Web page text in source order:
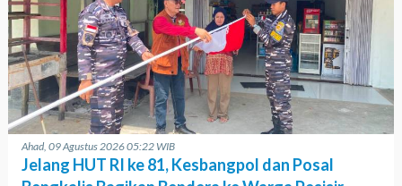
Ahad, 09 Agustus 2026 05:22 WIB
Jelang HUT RI ke 81, Kesbangpol dan Posal